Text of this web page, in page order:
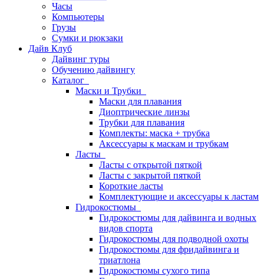
Часы
Компьютеры
Грузы
Сумки и рюкзаки
Дайв Клуб
Дайвинг туры
Обучению дайвингу
Каталог
Маски и Трубки
Маски для плавания
Диоптрические линзы
Трубки для плавания
Комплекты: маска + трубка
Аксессуары к маскам и трубкам
Ласты
Ласты с открытой пяткой
Ласты с закрытой пяткой
Короткие ласты
Комплектующие и аксессуары к ластам
Гидрокостюмы
Гидрокостюмы для дайвинга и водных
видов спорта
Гидрокостюмы для подводной охоты
Гидрокостюмы для фридайвинга и
триатлона
Гидрокостюмы сухого типа